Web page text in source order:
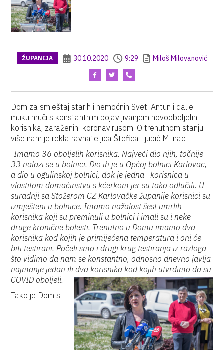
ŽUPANIJA 30.10.2020 9:29 Miloš Milovanović
Dom za smještaj starih i nemoćnih Sveti Antun i dalje
muku muči s konstantnim pojavljivanjem novooboljelih
korisnika, zaraženih koronavirusom. O trenutnom stanju
više nam je rekla ravnateljica Štefica Ljubić Mlinac:
-Imamo 36 oboljelih korisnika. Najveći dio njih, točnije
33 nalazi se u bolnici. Dio ih je u Općoj bolnici Karlovac,
a dio u ogulinskoj bolnici, dok je jedna korisnica u
vlastitom domaćinstvu s kćerkom jer su tako odlučili. U
suradnji sa Stožerom CZ Karlovačke županije korisnici su
izmješteni u bolnice. Imamo nažalost šest umrlih
korisnika koji su preminuli u bolnici i imali su i neke
druge kronične bolesti. Trenutno u Domu imamo dva
korisnika kod kojih je primijećena temperatura i oni će
biti testirani. Počeli smo i drugi krug testiranja iz razloga
što vidimo da nam se konstantno, odnosno dnevno javlja
najmanje jedan ili dva korisnika kod kojih utvrdimo da su
COVID oboljeli.
Tako je Dom s